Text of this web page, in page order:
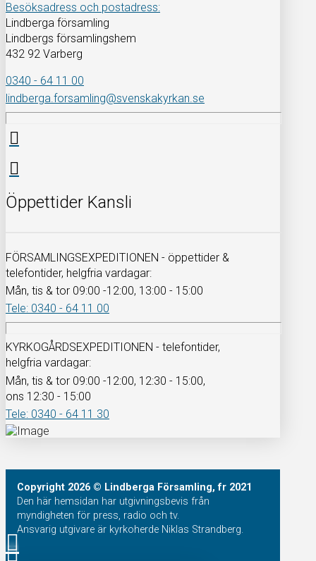
Besöksadress och postadress:
Lindberga församling
Lindbergs församlingshem
432 92 Varberg
0340 - 64 11 00
lindberga.forsamling@svenskakyrkan.se
Öppettider Kansli
FÖRSAMLINGSEXPEDITIONEN - öppettider &
telefontider, helgfria vardagar:
Mån, tis & tor 09:00 -12:00, 13:00 - 15:00
Tele: 0340 - 64 11 00
KYRKOGÅRDSEXPEDITIONEN - telefontider,
helgfria vardagar:
Mån, tis & tor 09:00 -12:00, 12:30 - 15:00,
ons 12:30 - 15:00
Tele: 0340 - 64 11 30
Copyright 2026 © Lindberga Församling, fr 2021
Den här hemsidan har utgivningsbevis från
myndigheten för press, radio och tv.
Ansvarig utgivare är kyrkoherde Niklas Strandberg.